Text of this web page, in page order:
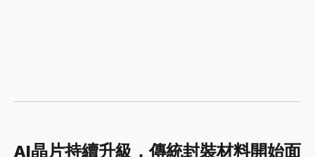
AI晶片持續升級，傳統封裝材料開始面